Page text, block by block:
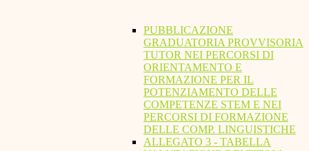
PUBBLICAZIONE
GRADUATORIA PROVVISORIA
TUTOR NEI PERCORSI DI
ORIENTAMENTO E
FORMAZIONE PER IL
POTENZIAMENTO DELLE
COMPETENZE STEM E NEI
PERCORSI DI FORMAZIONE
DELLE COMP. LINGUISTICHE
ALLEGATO 3 - TABELLA